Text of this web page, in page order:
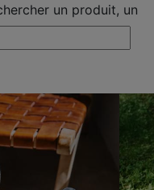
un produit, un